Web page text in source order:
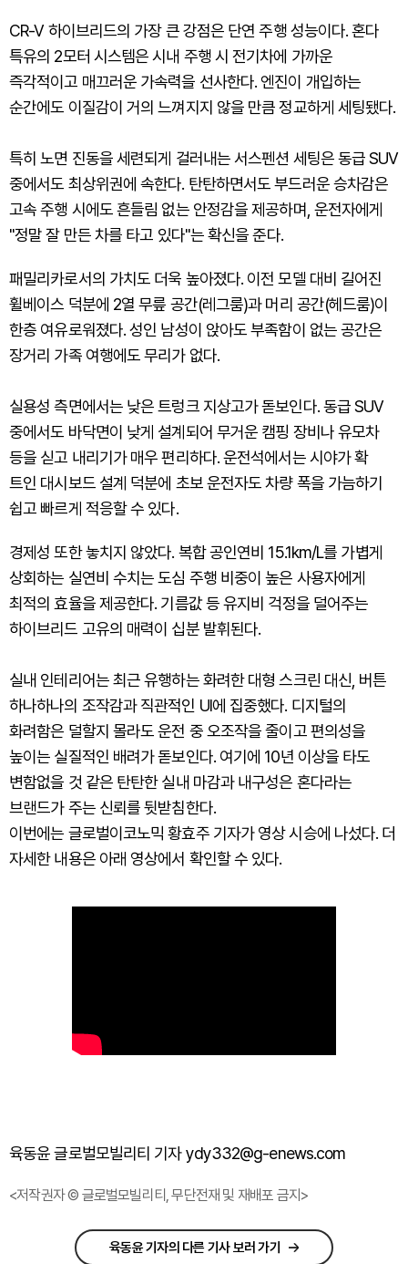
CR-V 하이브리드의 가장 큰 강점은 단연 주행 성능이다. 혼다
특유의 2모터 시스템은 시내 주행 시 전기차에 가까운
즉각적이고 매끄러운 가속력을 선사한다. 엔진이 개입하는
순간에도 이질감이 거의 느껴지지 않을 만큼 정교하게 세팅됐다.
특히 노면 진동을 세련되게 걸러내는 서스펜션 세팅은 동급 SUV
중에서도 최상위권에 속한다. 탄탄하면서도 부드러운 승차감은
고속 주행 시에도 흔들림 없는 안정감을 제공하며, 운전자에게
"정말 잘 만든 차를 타고 있다"는 확신을 준다.
패밀리카로서의 가치도 더욱 높아졌다. 이전 모델 대비 길어진
휠베이스 덕분에 2열 무릎 공간(레그룸)과 머리 공간(헤드룸)이
한층 여유로워졌다. 성인 남성이 앉아도 부족함이 없는 공간은
장거리 가족 여행에도 무리가 없다.
실용성 측면에서는 낮은 트렁크 지상고가 돋보인다. 동급 SUV
중에서도 바닥면이 낮게 설계되어 무거운 캠핑 장비나 유모차
등을 싣고 내리기가 매우 편리하다. 운전석에서는 시야가 확
트인 대시보드 설계 덕분에 초보 운전자도 차량 폭을 가늠하기
쉽고 빠르게 적응할 수 있다.
경제성 또한 놓치지 않았다. 복합 공인연비 15.1km/L를 가볍게
상회하는 실연비 수치는 도심 주행 비중이 높은 사용자에게
최적의 효율을 제공한다. 기름값 등 유지비 걱정을 덜어주는
하이브리드 고유의 매력이 십분 발휘된다.
실내 인테리어는 최근 유행하는 화려한 대형 스크린 대신, 버튼
하나하나의 조작감과 직관적인 UI에 집중했다. 디지털의
화려함은 덜할지 몰라도 운전 중 오조작을 줄이고 편의성을
높이는 실질적인 배려가 돋보인다. 여기에 10년 이상을 타도
변함없을 것 같은 탄탄한 실내 마감과 내구성은 혼다라는
브랜드가 주는 신뢰를 뒷받침한다.
이번에는 글로벌이코노믹 황효주 기자가 영상 시승에 나섰다. 더
자세한 내용은 아래 영상에서 확인할 수 있다.
육동윤 글로벌모빌리티 기자 ydy332@g-enews.com
<저작권자 © 글로벌모빌리티, 무단전재 및 재배포 금지>
육동윤 기자의 다른 기사 보러 가기